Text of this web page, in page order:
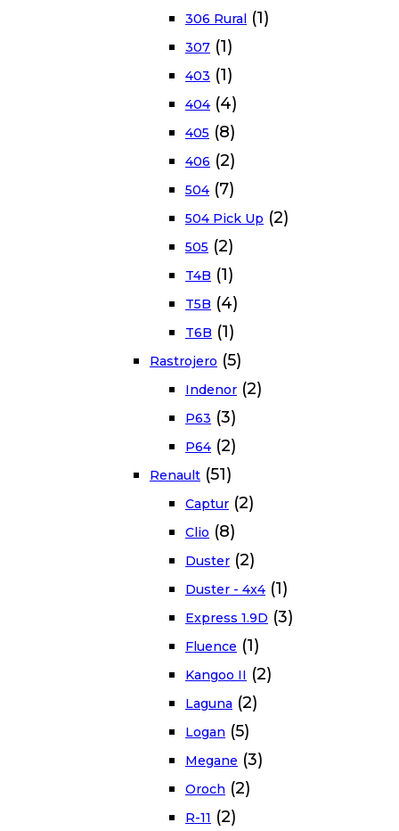
306 Rural (1)
307 (1)
403 (1)
404 (4)
405 (8)
406 (2)
504 (7)
504 Pick Up (2)
505 (2)
T4B (1)
T5B (4)
T6B (1)
Rastrojero (5)
Indenor (2)
P63 (3)
P64 (2)
Renault (51)
Captur (2)
Clio (8)
Duster (2)
Duster - 4x4 (1)
Express 1.9D (3)
Fluence (1)
Kangoo II (2)
Laguna (2)
Logan (5)
Megane (3)
Oroch (2)
R-11 (2)